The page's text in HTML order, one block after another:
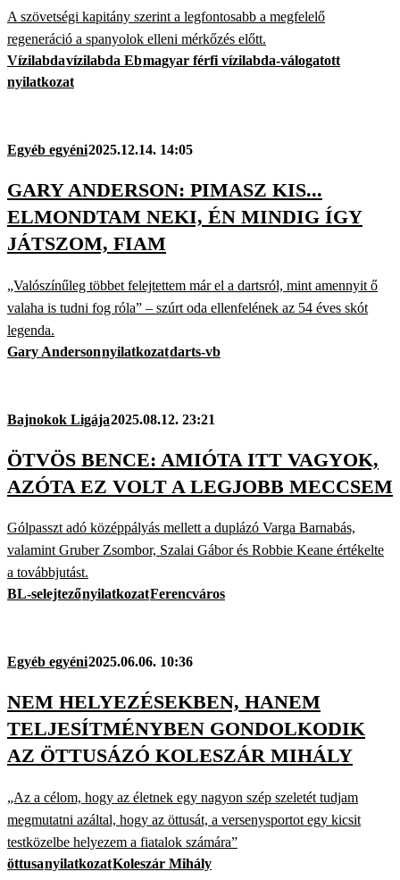
A szövetségi kapitány szerint a legfontosabb a megfelelő
regeneráció a spanyolok elleni mérkőzés előtt.
Vízilabdavízilabda Ebmagyar férfi vízilabda-válogatott
nyilatkozat
Egyéb egyéni2025.12.14. 14:05
GARY ANDERSON: PIMASZ KIS...
ELMONDTAM NEKI, ÉN MINDIG ÍGY
JÁTSZOM, FIAM
„Valószínűleg többet felejtettem már el a dartsról, mint amennyit ő
valaha is tudni fog róla” – szúrt oda ellenfelének az 54 éves skót
legenda.
Gary Andersonnyilatkozatdarts-vb
Bajnokok Ligája2025.08.12. 23:21
ÖTVÖS BENCE: AMIÓTA ITT VAGYOK,
AZÓTA EZ VOLT A LEGJOBB MECCSEM
Gólpasszt adó középpályás mellett a duplázó Varga Barnabás,
valamint Gruber Zsombor, Szalai Gábor és Robbie Keane értékelte
a továbbjutást.
BL-selejtezőnyilatkozatFerencváros
Egyéb egyéni2025.06.06. 10:36
NEM HELYEZÉSEKBEN, HANEM
TELJESÍTMÉNYBEN GONDOLKODIK
AZ ÖTTUSÁZÓ KOLESZÁR MIHÁLY
„Az a célom, hogy az életnek egy nagyon szép szeletét tudjam
megmutatni azáltal, hogy az öttusát, a versenysportot egy kicsit
testközelbe helyezem a fiatalok számára”
öttusanyilatkozatKoleszár Mihály